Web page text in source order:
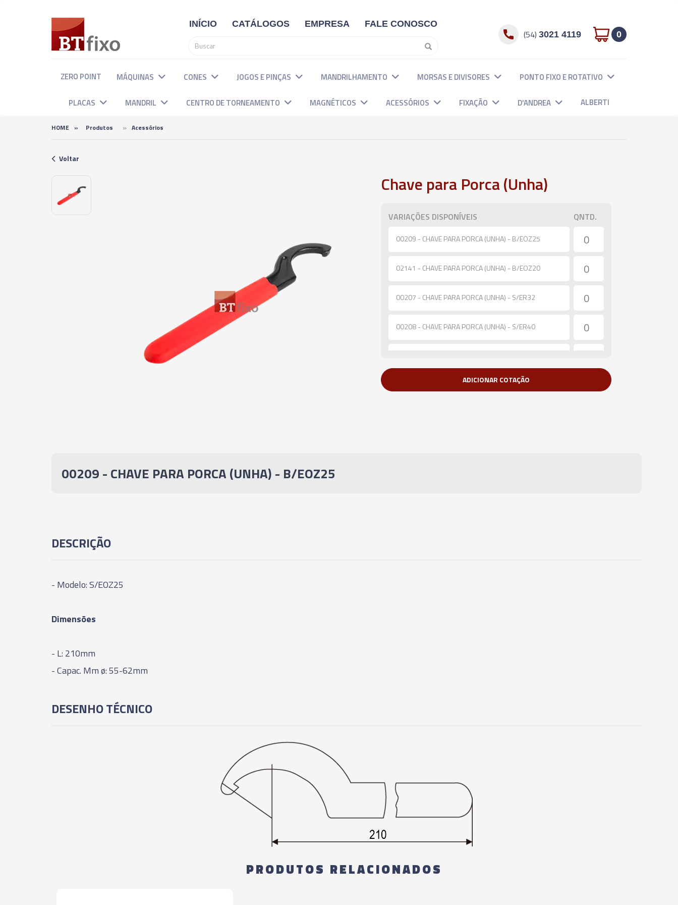
INÍCIO CATÁLOGOS EMPRESA FALE CONOSCO
(54) 3021 4119 0
ZERO POINT MÁQUINAS CONES JOGOS E PINÇAS MANDRILHAMENTO MORSAS E DIVISORES PONTO FIXO E ROTATIVO
PLACAS MANDRIL CENTRO DE TORNEAMENTO MAGNÉTICOS ACESSÓRIOS FIXAÇÃO D'ANDREA ALBERTI
HOME » Produtos » Acessórios
Voltar
Chave para Porca (Unha)
VARIAÇÕES DISPONÍVEIS QNTD.
00209 - CHAVE PARA PORCA (UNHA) - B/EOZ25
02141 - CHAVE PARA PORCA (UNHA) - B/EOZ20
00207 - CHAVE PARA PORCA (UNHA) - S/ER32
00208 - CHAVE PARA PORCA (UNHA) - S/ER40
ADICIONAR COTAÇÃO
00209 - CHAVE PARA PORCA (UNHA) - B/EOZ25
DESCRIÇÃO
- Modelo: S/EOZ25
Dimensões
- L: 210mm
- Capac. Mm ø: 55-62mm
DESENHO TÉCNICO
PRODUTOS RELACIONADOS